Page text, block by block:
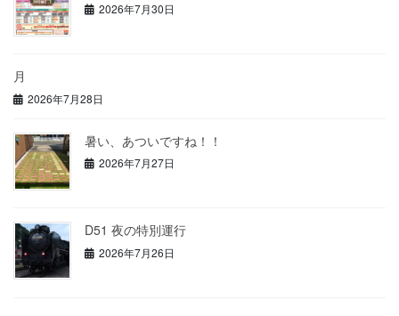
2026年7月30日
月
2026年7月28日
暑い、あついですね！！
2026年7月27日
D51 夜の特別運行
2026年7月26日